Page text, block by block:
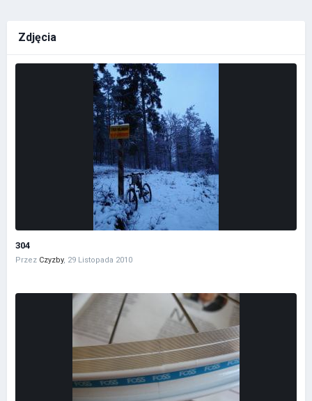
Zdjęcia
304
Przez Czyzby, 29 Listopada 2010